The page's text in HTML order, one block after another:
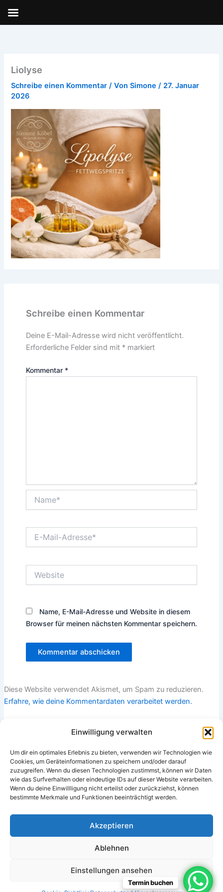
Einwilligung verwalten
Um dir ein optimales Erlebnis zu bieten, verwenden wir Technologien wie
Cookies, um Geräteinformationen zu speichern und/oder darauf
zuzugreifen. Wenn du diesen Technologien zustimmst, können wir Daten
wie das Surfverhalten oder eindeutige IDs auf dieser Website verarbeiten.
Wenn du deine Einwillligung nicht erteilst oder zurückziehst, können
bestimmte Merkmale und Funktionen beeinträchtigt werden.
Akzeptieren
Ablehnen
Einstellungen ansehen
Liolyse
Schreibe einen Kommentar / VonSimone/ 27. Januar
2026
Schreibe einen Kommentar
Deine E-Mail-Adresse wird nicht veröffentlicht.
Erforderliche Felder sind mit *markiert
Kommentar *
Mail-
Name, E-Mail-Adresse und Website in diesem
Browser für meinen nächsten Kommentar speichern.
Diese Website verwendet Akismet, um Spam zu reduzieren.
Erfahre, wie deine Kommentardaten verarbeitet werden.
Impressum
Ausfallhonorar
Datenschutzerklärung
Termin buchen